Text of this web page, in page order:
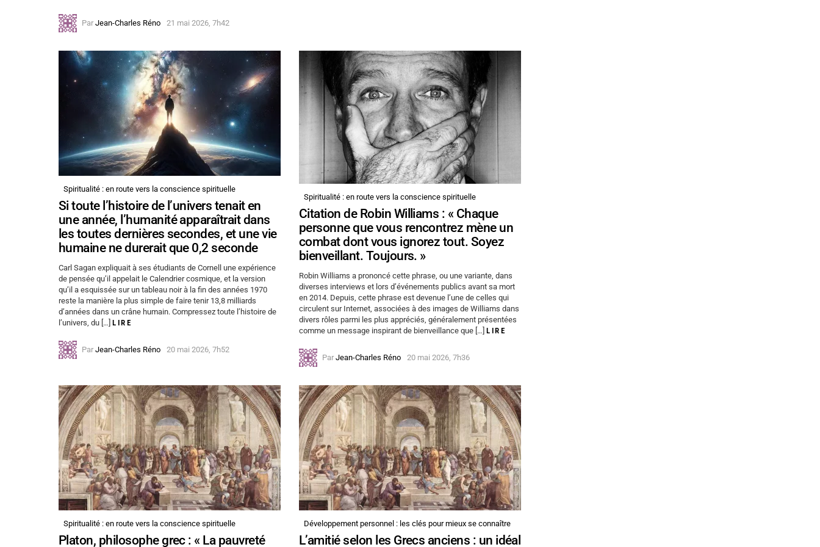
Par Jean-Charles Réno 21 mai 2026, 7h42
Spiritualité : en route vers la conscience spirituelle
Si toute l’histoire de l’univers tenait en
une année, l’humanité apparaîtrait dans
les toutes dernières secondes, et une vie
humaine ne durerait que 0,2 seconde
Carl Sagan expliquait à ses étudiants de Cornell une expérience
de pensée qu’il appelait le Calendrier cosmique, et la version
qu’il a esquissée sur un tableau noir à la fin des années 1970
reste la manière la plus simple de faire tenir 13,8 milliards
d’années dans un crâne humain. Compressez toute l’histoire de
l’univers, du […] LIRE
Par Jean-Charles Réno 20 mai 2026, 7h52
Spiritualité : en route vers la conscience spirituelle
Citation de Robin Williams : « Chaque
personne que vous rencontrez mène un
combat dont vous ignorez tout. Soyez
bienveillant. Toujours. »
Robin Williams a prononcé cette phrase, ou une variante, dans
diverses interviews et lors d’événements publics avant sa mort
en 2014. Depuis, cette phrase est devenue l’une de celles qui
circulent sur Internet, associées à des images de Williams dans
divers rôles parmi les plus appréciés, généralement présentées
comme un message inspirant de bienveillance que […] LIRE
Par Jean-Charles Réno 20 mai 2026, 7h36
Spiritualité : en route vers la conscience spirituelle
Platon, philosophe grec : « La pauvreté
Développement personnel : les clés pour mieux se connaître
L’amitié selon les Grecs anciens : un idéal